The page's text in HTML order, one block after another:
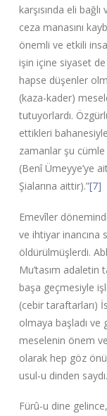
karşısında eli
ceza manasını
önemli ve etkili
işin içine siyaset de
hapse düşenler
(kaza-kader)
tutuyorlardı.
ettikleri
zamanlar şu
(Benî Ümeyye’ye
Şialarına aittir).”[7]
Emevîler
ve ihtiyar inancına
öldürülmüşlerdi.
Mu’tasım adaletin
başa geçmesiyle
(cebir taraftarları)
olmaya başladı
meselenin önem
olarak hep göz
usul-u dinden saydı.
Fürû-u dine